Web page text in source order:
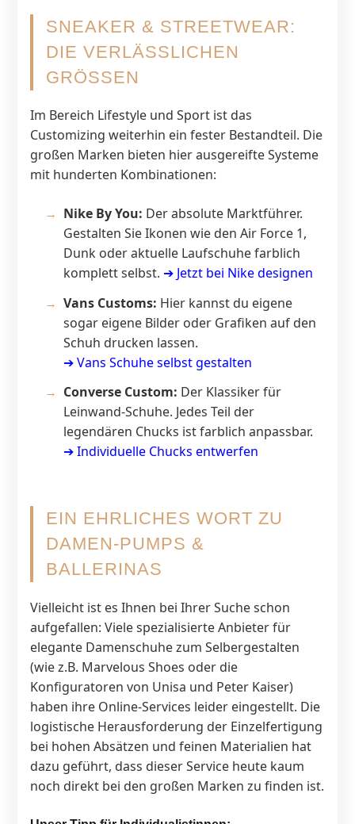
SNEAKER & STREETWEAR:
DIE VERLÄSSLICHEN
GRÖSSEN
Im Bereich Lifestyle und Sport ist das
Customizing weiterhin ein fester Bestandteil. Die
großen Marken bieten hier ausgereifte Systeme
mit hunderten Kombinationen:
Nike By You: Der absolute Marktführer.
Gestalten Sie Ikonen wie den Air Force 1,
Dunk oder aktuelle Laufschuhe farblich
komplett selbst. ➔ Jetzt bei Nike designen
Vans Customs: Hier kannst du eigene
sogar eigene Bilder oder Grafiken auf den
Schuh drucken lassen.
➔Vans Schuhe selbst gestalten
Converse Custom: Der Klassiker für
Leinwand-Schuhe. Jedes Teil der
legendären Chucks ist farblich anpassbar.
➔Individuelle Chucks entwerfen
EIN EHRLICHES WORT ZU
DAMEN-PUMPS &
BALLERINAS
Vielleicht ist es Ihnen bei Ihrer Suche schon
aufgefallen: Viele spezialisierte Anbieter für
elegante Damenschuhe zum Selbergestalten
(wie z.B. Marvelous Shoes oder die
Konfiguratoren von Unisa und Peter Kaiser)
haben ihre Online-Services leider eingestellt. Die
logistische Herausforderung der Einzelfertigung
bei hohen Absätzen und feinen Materialien hat
dazu geführt, dass dieser Service heute kaum
noch direkt bei den großen Marken zu finden ist.